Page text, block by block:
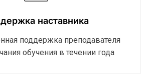
наставника
поддержка преподавателя
обучения в течении года